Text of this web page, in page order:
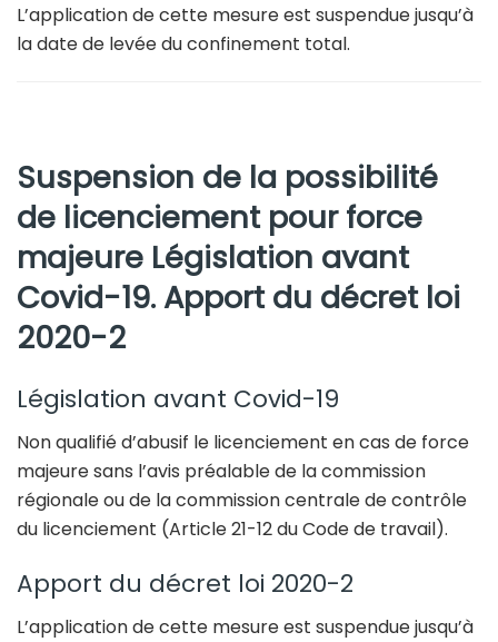
L’application de cette mesure est suspendue jusqu’à
la date de levée du confinement total.
Suspension de la possibilité
de licenciement pour force
majeure Législation avant
Covid-19. Apport du décret loi
2020-2
Législation avant Covid-19
Non qualifié d’abusif le licenciement en cas de force
majeure sans l’avis préalable de la commission
régionale ou de la commission centrale de contrôle
du licenciement (Article 21-12 du Code de travail).
Apport du décret loi 2020-2
L’application de cette mesure est suspendue jusqu’à